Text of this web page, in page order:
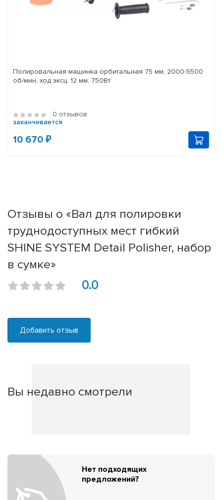
Полировальная машинка орбитальная 75 мм, 2000-5500
об/мин, ход эксц. 12 мм, 750Вт
0 отзывов
заканчивается
10 670 ₽
Отзывы о «Вал для полировки
труднодоступных мест гибкий
SHINE SYSTEM Detail Polisher, набор
в сумке»
0.0
Добавить отзыв
Вы недавно смотрели
Нет подходящих
предложений?